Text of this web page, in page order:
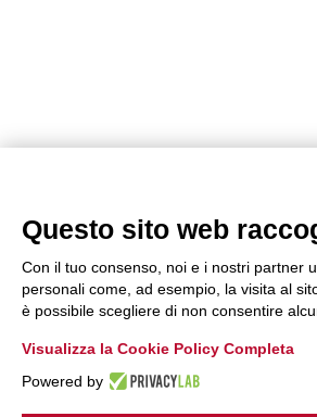
Questo sito web
Con il tuo consenso, noi e i nostri partner
personali come, ad esempio, la visita al
è possibile scegliere di non consentire
Visualizza la Cookie Policy Completa
Powered by